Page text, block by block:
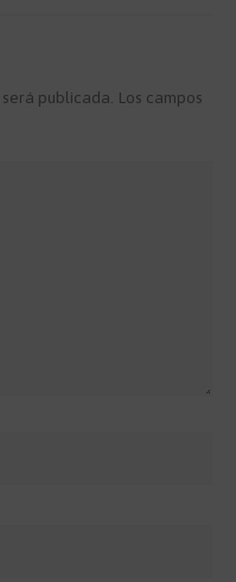
publicada. Los campos